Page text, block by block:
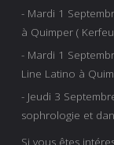
- Mardi 1
à Quimper (
- Mardi 1
Line Latino à
- Jeudi 3
sophrologie et
Si vous êtes